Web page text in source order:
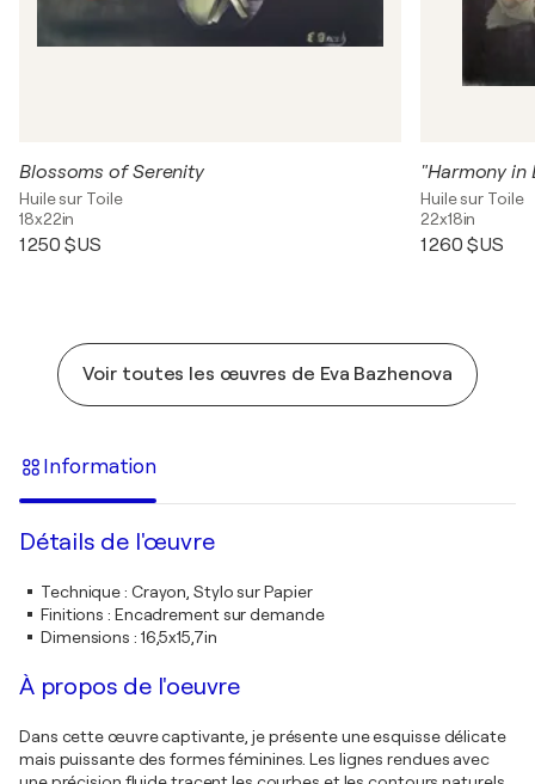
Blossoms of Serenity
Huile sur Toile
18x22in
1 250 $US
Huile sur Toile
22x18in
1 260 $US
Voir toutes les œuvres de Eva Bazhenova
Information
Détails de l'œuvre
Technique: Crayon, Stylo sur Papier
Finitions : Encadrement sur demande
Dimensions : 16,5x15,7in
À propos de l'oeuvre
Dans cette œuvre captivante, je présente une esquisse délicate
mais puissante des formes féminines. Les lignes rendues avec